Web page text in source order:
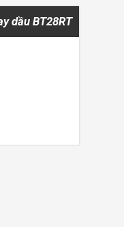
dầu BT28RT